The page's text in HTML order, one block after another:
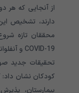
از آنجایی که هر دو
دارند، تشخیص
محققان تازه
COVID-19 و آنفلوانزای فصلی در کودکان می کنند.
تحقیقات جدید
کودکان نشان داد: